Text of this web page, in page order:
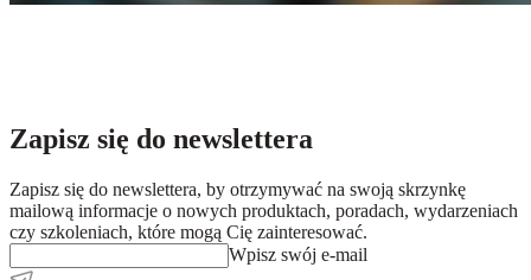
Zapisz się do newslettera
Zapisz się do newslettera, by otrzymywać na swoją skrzynkę
mailową informacje o nowych produktach, poradach, wydarzeniach
czy szkoleniach, które mogą Cię zainteresować.
Wpisz swój e-mail